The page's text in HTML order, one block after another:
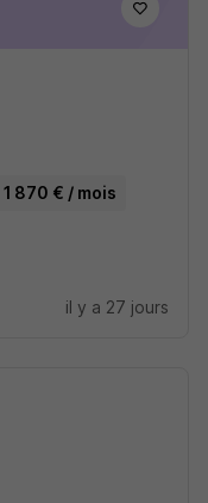
870 € / mois
il y a 27 jours